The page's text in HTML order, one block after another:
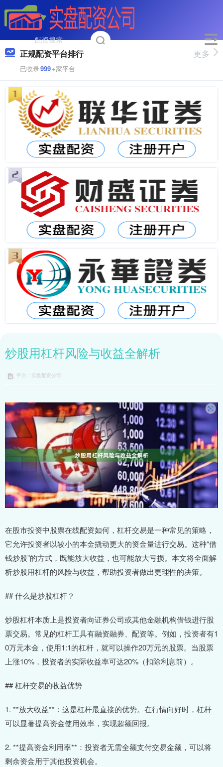
正规配资平台排行
已收录999+家平台
更多
炒股用杠杆风险与收益全解析
平台：实盘配资公司
在股市投资中股票在线配资如何，杠杆交易是一种常见的策略，
它允许投资者以较小的本金撬动更大的资金量进行交易。这种“借
钱炒股”的方式，既能放大收益，也可能放大亏损。本文将全面解
析炒股用杠杆的风险与收益，帮助投资者做出更理性的决策。
## 什么是炒股杠杆？
炒股杠杆本质上是投资者向证券公司或其他金融机构借钱进行股
票交易。常见的杠杆工具有融资融券、配资等。例如，投资者有1
0万元本金，使用1:1的杠杆，就可以操作20万元的股票。当股票
上涨10%，投资者的实际收益率可达20%（扣除利息前）。
## 杠杆交易的收益优势
1. **放大收益**：这是杠杆最直接的优势。在行情向好时，杠杆
可以显著提高资金使用效率，实现超额回报。
2. **提高资金利用率**：投资者无需全额支付交易金额，可以将
剩余资金用于其他投资机会。